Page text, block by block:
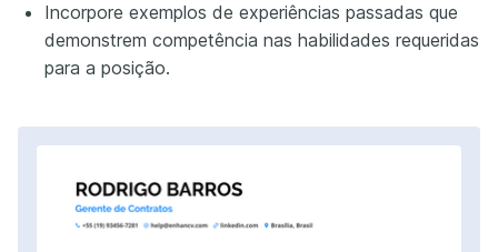
Incorpore exemplos de experiências passadas que
demonstrem competência nas habilidades requeridas
para a posição.